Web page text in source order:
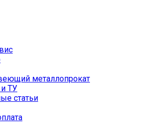
металлопрокат
ТУ
статьи